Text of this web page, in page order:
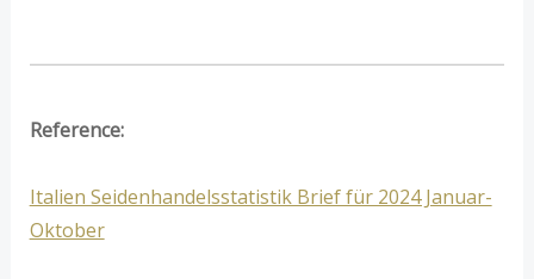
Reference:
Italien Seidenhandelsstatistik Brief für 2024 Januar-
Oktober